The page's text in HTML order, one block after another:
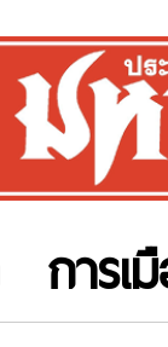
การเ